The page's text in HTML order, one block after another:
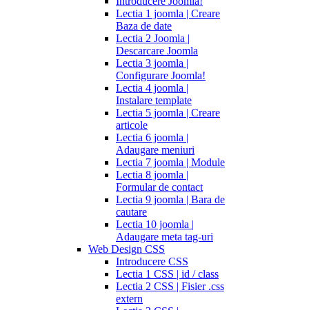
Lectia 1 joomla | Creare
Baza de date
Lectia 2 Joomla |
Descarcare Joomla
Lectia 3 joomla |
Configurare Joomla!
Lectia 4 joomla |
Instalare template
Lectia 5 joomla | Creare
articole
Lectia 6 joomla |
Adaugare meniuri
Lectia 7 joomla | Module
Lectia 8 joomla |
Formular de contact
Lectia 9 joomla | Bara de
cautare
Lectia 10 joomla |
Adaugare meta tag-uri
Web Design CSS
Introducere CSS
Lectia 1 CSS | id / class
Lectia 2 CSS | Fisier .css
extern